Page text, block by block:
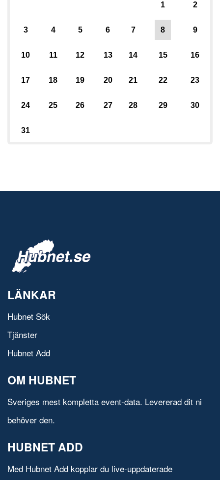
1 2
3 4 5 6 7 8 9
10 11 12 13 14 15 16
17 18 19 20 21 22 23
24 25 26 27 28 29 30
31
LÄNKAR
Hubnet Sök
Tjänster
Hubnet Add
OM HUBNET
Sveriges mest kompletta event-data. Levererad dit ni
behöver den.
HUBNET ADD
Med Hubnet Add kopplar du live-uppdaterade